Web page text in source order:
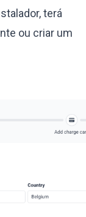
terá
ou criar um